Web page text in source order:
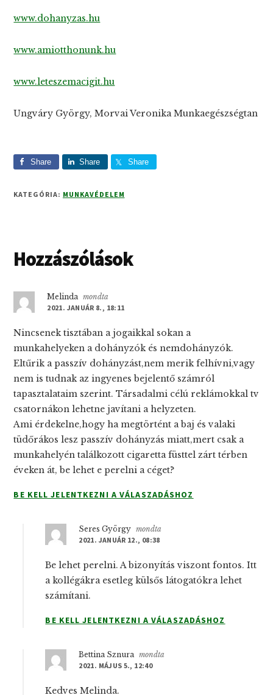
www.dohanyzas.hu
www.amiotthonunk.hu
www.leteszemacigit.hu
Ungváry György, Morvai Veronika Munkaegészségtan
Share Share Share
KATEGÓRIA: MUNKAVÉDELEM
Reader
Hozzászólások
Melinda mondta
2021. JANUÁR 8., 18:11
Nincsenek tisztában a jogaikkal sokan a
munkahelyeken a dohányzók és nemdohányzók.
Eltűrik a passzív dohányzást,nem merik felhívni,vagy
nem is tudnak az ingyenes bejelentő számról
tapasztalataim szerint. Társadalmi célú reklámokkal tv
csatornákon lehetne javítani a helyzeten.
Ami érdekelne,hogy ha megtörtént a baj és valaki
tüdőrákos lesz passzív dohányzás miatt,mert csak a
munkahelyén találkozott cigaretta füsttel zárt térben
éveken át, be lehet e perelni a céget?
BE KELL JELENTKEZNI A VÁLASZADÁSHOZ
Seres György mondta
2021. JANUÁR 12., 08:38
Be lehet perelni. A bizonyítás viszont fontos. Itt
a kollégákra esetleg külsős látogatókra lehet
számítani.
BE KELL JELENTKEZNI A VÁLASZADÁSHOZ
Bettina Sznura mondta
2021. MÁJUS 5., 12:40
Kedves Melinda.